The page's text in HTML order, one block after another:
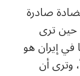
صادرة
ترى
إيران هو
وترى أن